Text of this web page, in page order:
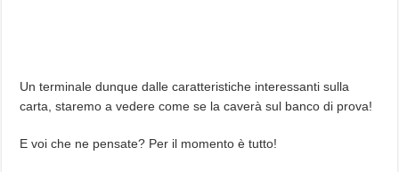
Un terminale dunque dalle caratteristiche interessanti sulla
carta, staremo a vedere come se la caverà sul banco di prova!
E voi che ne pensate? Per il momento è tutto!